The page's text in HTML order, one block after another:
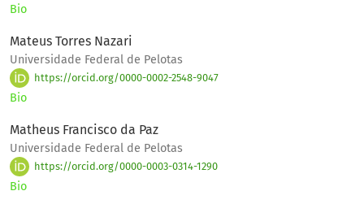
Bio
Mateus Torres Nazari
Universidade Federal de Pelotas
https://orcid.org/0000-0002-2548-9047
Bio
Matheus Francisco da Paz
Universidade Federal de Pelotas
https://orcid.org/0000-0003-0314-1290
Bio